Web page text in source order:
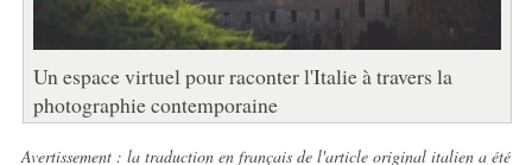
Un espace virtuel pour raconter l'Italie à travers la
photographie contemporaine
Avertissement : la traduction en français de l'article original italien a été